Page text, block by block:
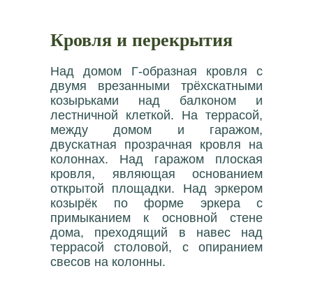
Кровля и перекрытия
Над домом Г-образная кровля с
двумя врезанными трёхскатными
козырьками над балконом и
лестничной клеткой. На террасой,
между домом и гаражом,
двускатная прозрачная кровля на
колоннах. Над гаражом плоская
кровля, являющая основанием
открытой площадки. Над эркером
козырёк по форме эркера с
примыканием к основной стене
дома, преходящий в навес над
террасой столовой, с опиранием
свесов на колонны.